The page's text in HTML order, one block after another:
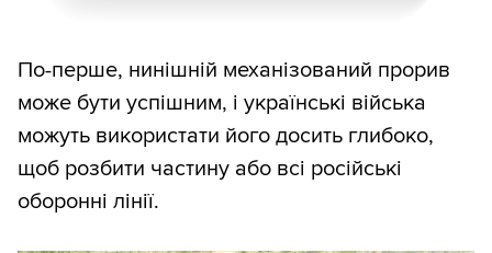
По-перше, нинішній механізований прорив
може бути успішним, і українські війська
можуть використати його досить глибоко,
щоб розбити частину або всі російські
оборонні лінії.